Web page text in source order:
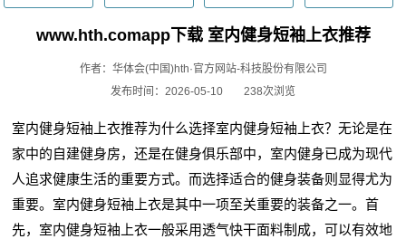
www.hth.comapp下载 室内健身短袖上衣推荐
作者：华体会(中国)hth·官方网站-科技股份有限公司
发布时间：2026-05-10
238次浏览
室内健身短袖上衣推荐为什么选择室内健身短袖上衣？无论是在
家中的自建健身房，还是在健身俱乐部中，室内健身已成为现代
人追求健康生活的重要方式。而选择适合的健身装备则显得尤为
重要。室内健身短袖上衣是其中一项至关重要的装备之一。首
先，室内健身短袖上衣一般采用透气快干面料制成，可以有效地